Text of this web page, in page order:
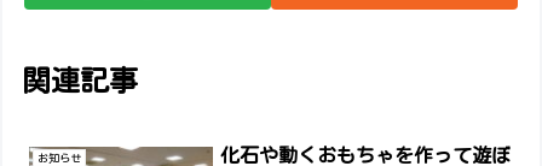
関連記事
お知らせ
化石や動くおもちゃを作って遊ぼ